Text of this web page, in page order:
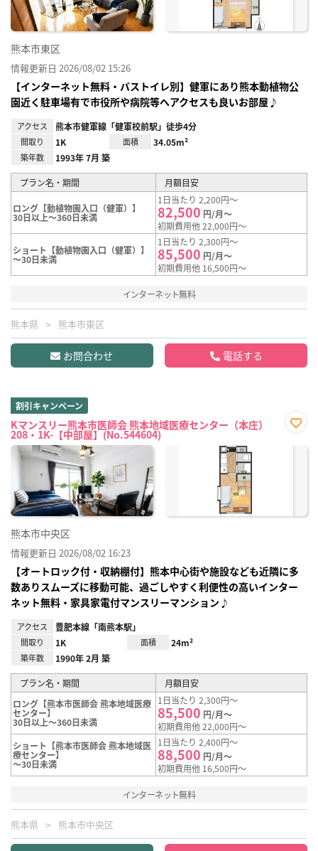
熊本市東区
情報更新日 2026/08/02 15:26
【インターネット無料・バストイレ別】健軍にあり熊本動植物公
園近く駐車場有で市役所や病院等へアクセスも良いお部屋♪
アクセス 熊本市健軍線「健軍校前駅」徒歩4分
間取り 1K 面積 34.05m²
築年数 1993年 7月 築
プラン名・期間 月額目安
ロング【動植物園入口（健軍）】
30日以上～360日未満
1日当たり 2,200円～
82,500 円/月～
初期費用他 22,000円～
ショート【動植物園入口（健軍）】
～30日未満
1日当たり 2,300円～
85,500 円/月～
初期費用他 16,500円～
インターネット無料
熊本県 熊本市東区
お問合わせ 電話する
割引キャンペーン
Kマンスリー熊本市医師会 熊本地域医療センター（本庄）
208・1K-【中部屋】(No.544604)
に入
熊本市中央区
情報更新日 2026/08/02 16:23
【オートロック付・収納棚付】熊本中心街や施設なども近隣に多
数ありスムーズに移動可能、過ごしやすく利便性の高いインター
ネット無料・家具家電付マンスリーマンション♪
アクセス 豊肥本線「南熊本駅」
間取り 1K 面積 24m²
築年数 1990年 2月 築
プラン名・期間
月額目安
ロング【熊本市医師会 熊本地域医療
センター】
30日以上～360日未満
1日当たり 2,300円～
85,500 円/月～
初期費用他 22,000円～
ショート【熊本市医師会 熊本地域医
療センター】
～30日未満
1日当たり 2,400円～
88,500 円/月～
初期費用他 16,500円～
インターネット無料
熊本県 熊本市中央区